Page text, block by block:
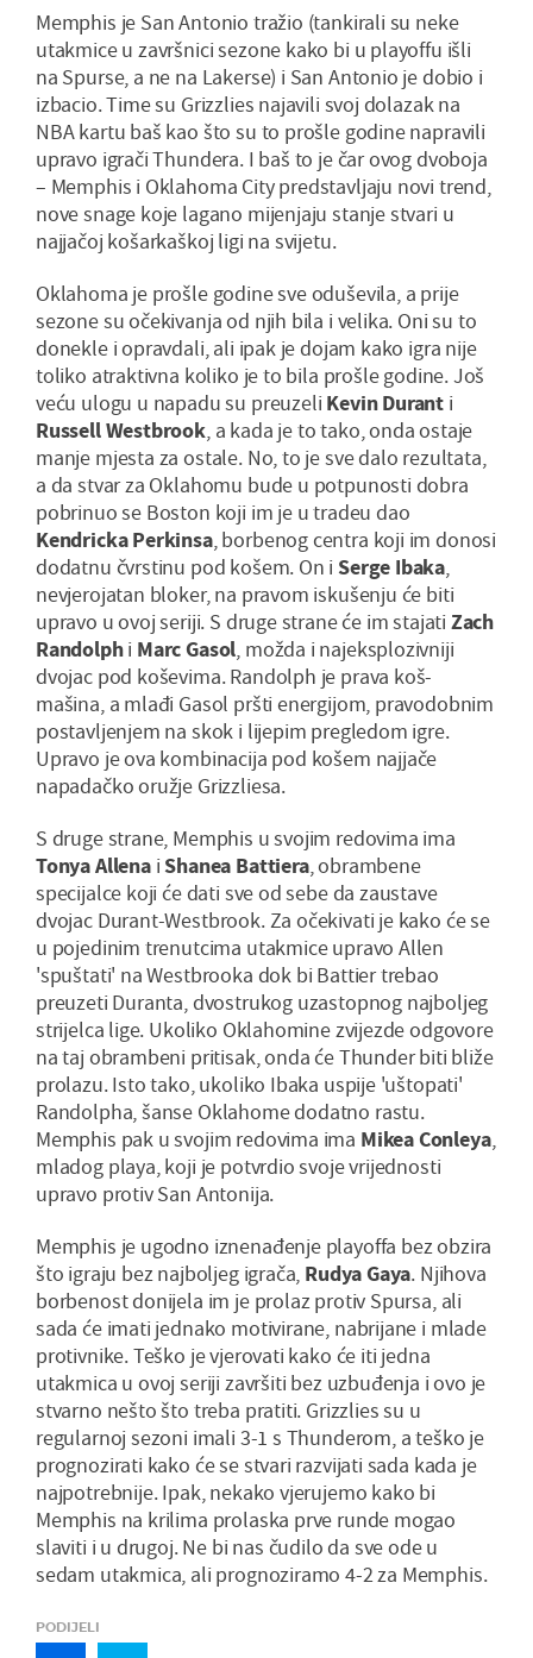
Memphis je San Antonio tražio (tankirali su neke
utakmice u završnici sezone kako bi u playoffu išli
na Spurse, a ne na Lakerse) i San Antonio je dobio i
izbacio. Time su Grizzlies najavili svoj dolazak na
NBA kartu baš kao što su to prošle godine napravili
upravo igrači Thundera. I baš to je čar ovog dvoboja
– Memphis i Oklahoma City predstavljaju novi trend,
nove snage koje lagano mijenjaju stanje stvari u
najjačoj košarkaškoj ligi na svijetu.
Oklahoma je prošle godine sve oduševila, a prije
sezone su očekivanja od njih bila i velika. Oni su to
donekle i opravdali, ali ipak je dojam kako igra nije
toliko atraktivna koliko je to bila prošle godine. Još
veću ulogu u napadu su preuzeli Kevin Durant i
Russell Westbrook, a kada je to tako, onda ostaje
manje mjesta za ostale. No, to je sve dalo rezultata,
a da stvar za Oklahomu bude u potpunosti dobra
pobrinuo se Boston koji im je u tradeu dao
Kendricka Perkinsa, borbenog centra koji im donosi
dodatnu čvrstinu pod košem. On i Serge Ibaka,
nevjerojatan bloker, na pravom iskušenju će biti
upravo u ovoj seriji. S druge strane će im stajati Zach
Randolphi Marc Gasol, možda i najeksplozivniji
dvojac pod koševima. Randolph je prava koš-
mašina, a mlađi Gasol pršti energijom, pravodobnim
postavljenjem na skok i lijepim pregledom igre.
Upravo je ova kombinacija pod košem najjače
napadačko oružje Grizzliesa.
S druge strane, Memphis u svojim redovima ima
Tonya Allenai Shanea Battiera, obrambene
specijalce koji će dati sve od sebe da zaustave
dvojac Durant-Westbrook. Za očekivati je kako će se
u pojedinim trenutcima utakmice upravo Allen
'spuštati' na Westbrooka dok bi Battier trebao
preuzeti Duranta, dvostrukog uzastopnog najboljeg
strijelca lige. Ukoliko Oklahomine zvijezde odgovore
na taj obrambeni pritisak, onda će Thunder biti bliže
prolazu. Isto tako, ukoliko Ibaka uspije 'uštopati'
Randolpha, šanse Oklahome dodatno rastu.
Memphis pak u svojim redovima ima Mikea Conleya,
mladog playa, koji je potvrdio svoje vrijednosti
upravo protiv San Antonija.
Memphis je ugodno iznenađenje playoffa bez obzira
što igraju bez najboljeg igrača, Rudya Gaya. Njihova
borbenost donijela im je prolaz protiv Spursa, ali
sada će imati jednako motivirane, nabrijane i mlade
protivnike. Teško je vjerovati kako će iti jedna
utakmica u ovoj seriji završiti bez uzbuđenja i ovo je
stvarno nešto što treba pratiti. Grizzlies su u
regularnoj sezoni imali 3-1 s Thunderom, a teško je
prognozirati kako će se stvari razvijati sada kada je
najpotrebnije. Ipak, nekako vjerujemo kako bi
Memphis na krilima prolaska prve runde mogao
slaviti i u drugoj. Ne bi nas čudilo da sve ode u
sedam utakmica, ali prognoziramo 4-2 za Memphis.
PODIJELI